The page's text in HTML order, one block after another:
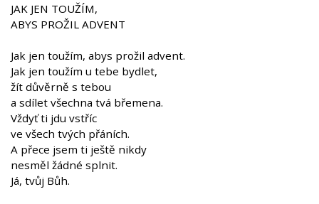
JAK JEN TOUŽÍM,
ABYS PROŽIL ADVENT
Jak jen toužím, abys prožil advent.
Jak jen toužím u tebe bydlet,
žít důvěrně s tebou
a sdílet všechna tvá břemena.
Vždyť ti jdu vstříc
ve všech tvých přáních.
A přece jsem ti ještě nikdy
nesměl žádné splnit.
Já, tvůj Bůh.